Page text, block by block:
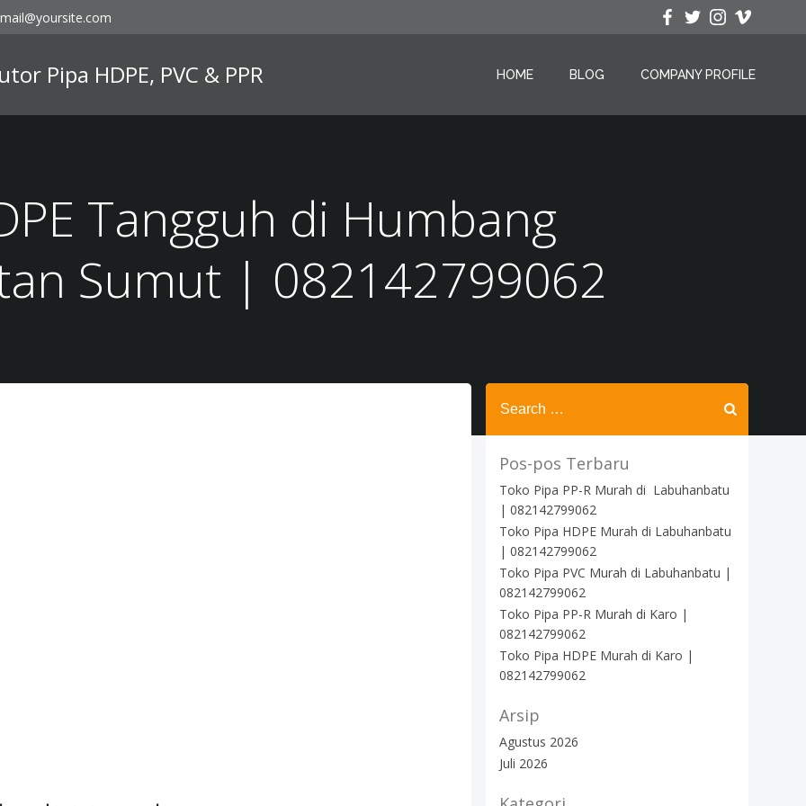
Pipa HDPE, PVC & PPR HOME BLOG COMPANY PROFILE
Tangguh di Humbang
Sumut | 082142799062
Search
for:
Pos-pos Terbaru
Toko Pipa PP-R Murah di Labuhanbatu
| 082142799062
Toko Pipa HDPE Murah di Labuhanbatu
| 082142799062
Toko Pipa PVC Murah di Labuhanbatu |
082142799062
Toko Pipa PP-R Murah di Karo |
082142799062
Toko Pipa HDPE Murah di Karo |
082142799062
Arsip
Agustus 2026
Juli 2026